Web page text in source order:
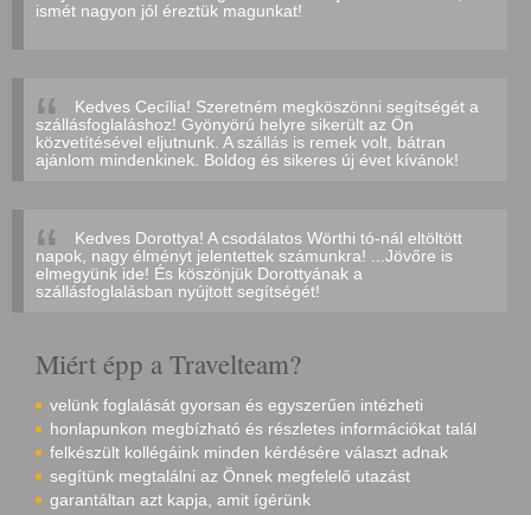
ismét nagyon jól éreztük magunkat!
Kedves Cecília! Szeretném megköszönni segítségét a
szállásfoglaláshoz! Gyönyörú helyre sikerült az Ön
közvetítésével eljutnunk. A szállás is remek volt, bátran
ajánlom mindenkinek. Boldog és sikeres új évet kívánok!
Kedves Dorottya! A csodálatos Wörthi tó-nál eltöltött
napok, nagy élményt jelentettek számunkra! ...Jövőre is
elmegyünk ide! És köszönjük Dorottyának a
szállásfoglalásban nyújtott segítségét!
Miért épp a Travelteam?
velünk foglalását gyorsan és egyszerűen intézheti
honlapunkon megbízható és részletes információkat talál
felkészült kollégáink minden kérdésére választ adnak
segítünk megtalálni az Önnek megfelelő utazást
garantáltan azt kapja, amit ígérünk